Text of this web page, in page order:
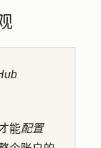
能配置